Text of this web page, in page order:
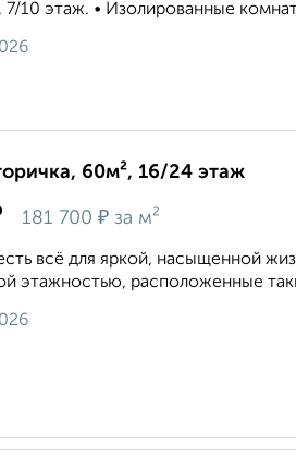
10 этаж. • Изолированные
60м², 16/24 этаж
181 700 ₽ за м²
всё для яркой, насыщенной
этажностью, расположенные